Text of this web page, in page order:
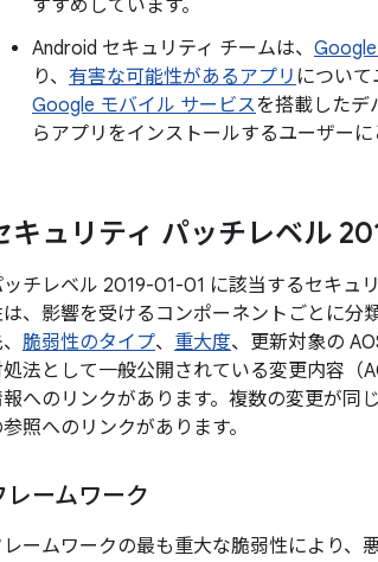
すすめしています。
Android セキュリティ チームは、
り、 有害な可能性があるアプリ について
Google モバイル サービスを搭載したデ
らアプリをインストールするユーザーに
キュリティ パッチレベル
ッチレベル 2019-01-01 に該当するセキュ
、影響を受けるコンポーネントごとに分
脆弱性のタイプ、 重大度、更新対象の
法として一般公開されている変更内容（
へのリンクがあります。複数の変更が同
照へのリンクがあります。
レームワーク
レームワークの最も重大な脆弱性により、